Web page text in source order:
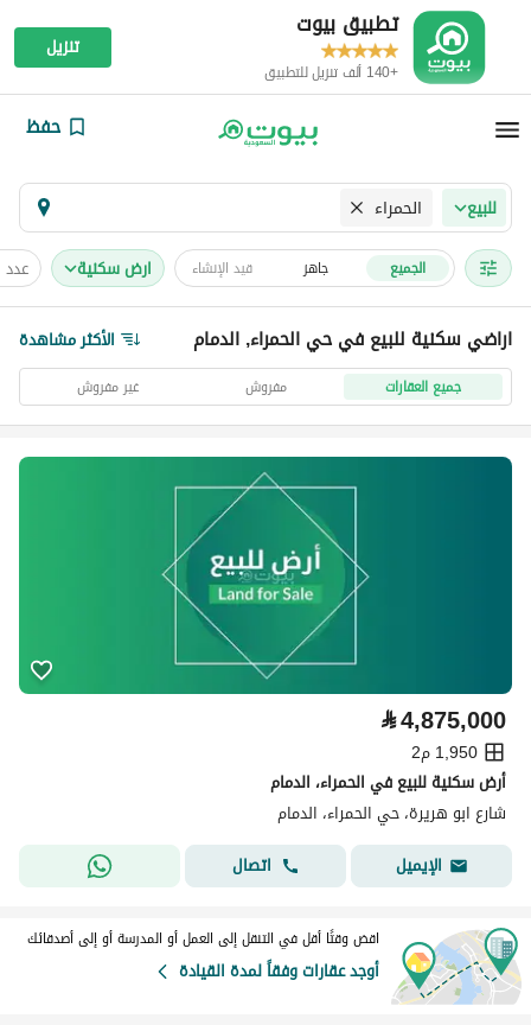
تطبيق بيوت
+140 ألف تنزيل للتطبيق
تنزيل
حفظ
للبيع الحمراء
الجميع جاهز قيد الإنشاء ارض سكنية
اراضي سكنية للبيع في حي الحمراء, الدمام الأكثر مشاهدة
جميع العقارات مفروش غير مفروش
⃁4,875,000
1,950 م2
أرض سكنية للبيع في الحمراء، الدمام
شارع ابو هريرة، حي الحمراء، الدمام
الإيميل
اتصال
اقض وقتًا أقل في التنقل إلى العمل أو المدرسة أو إلى أصدقائك
أوجد عقارات وفقاً لمدة القيادة